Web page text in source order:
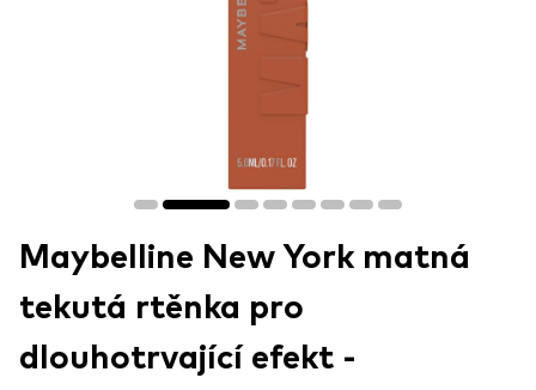
Maybelline New York matná
tekutá rtěnka pro
dlouhotrvající efekt -